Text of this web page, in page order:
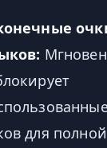
для полной